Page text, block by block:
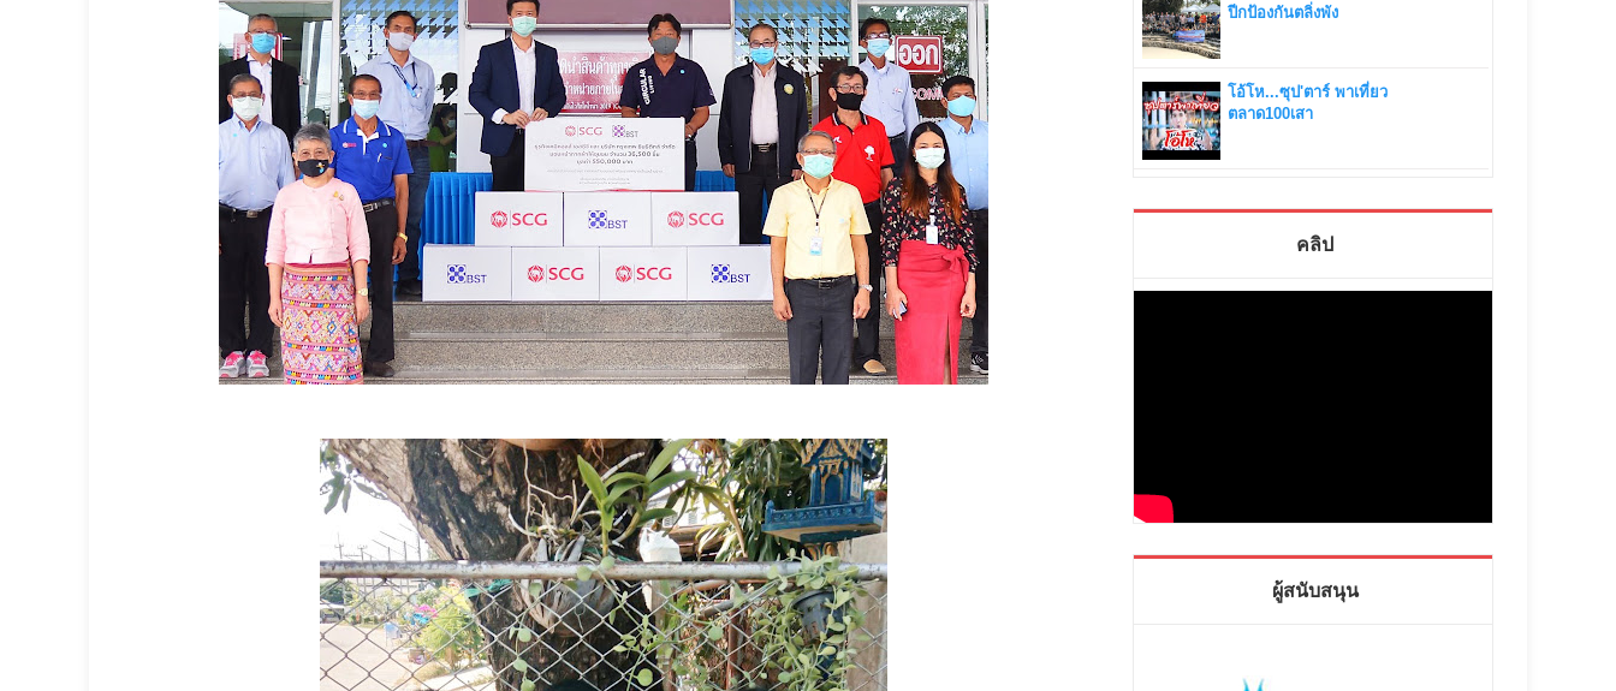
ปีกป้องกันตลิ่งพัง
โอ้โห...ซุป'ตาร์ พาเที่ยว
ตลาด100เสา
คลิป
ผู้สนับสนุน